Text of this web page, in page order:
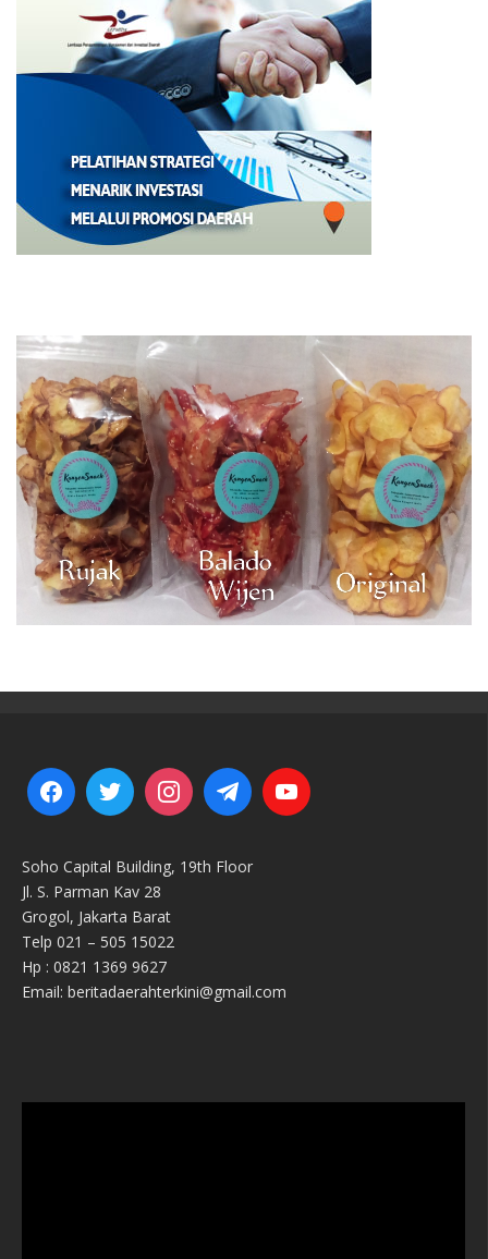
Soho Capital Building, 19th Floor
Jl. S. Parman Kav 28
Grogol, Jakarta Barat
Telp 021 – 505 15022
Hp : 0821 1369 9627
Email: beritadaerahterkini@gmail.com